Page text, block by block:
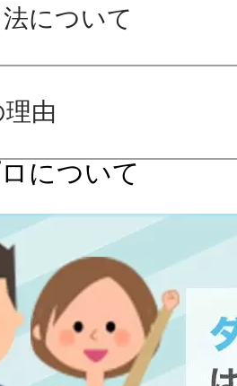
について
由
について